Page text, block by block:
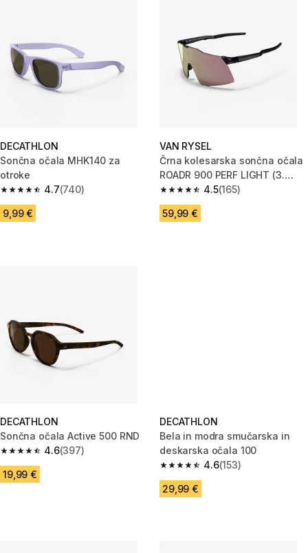
DECATHLON
Sončna očala MHK140 za
otroke
4.7
4.7 od 5 zvezdic from 740 ocene
(740)
9,99 €
VAN RYSEL
Črna kolesarska sončna očala
ROADR 900 PERF LIGHT (3.
kategorija)4.5
4.5 od 5 zvezdic from 165
(165)
59,99 €
DECATHLON
Sončna očala Active 500 RND
4.6
4.6 od 5 zvezdic from 397 ocene
(397)
19,99 €
DECATHLON
Bela in modra smučarska in
deskarska očala 100
4.6
4.6 od 5 zvezdic from 153
(153)
29,99 €